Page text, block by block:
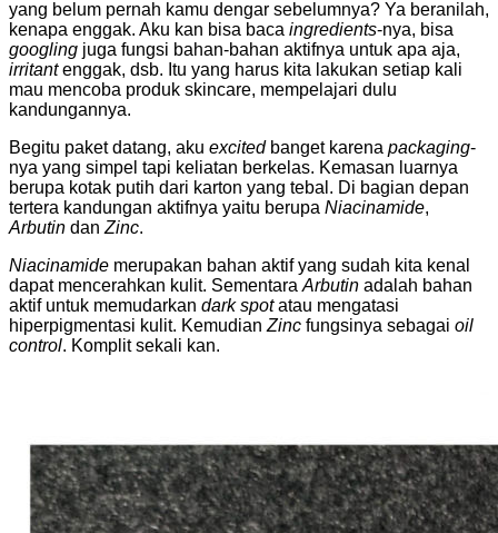
yang belum pernah kamu dengar sebelumnya? Ya beranilah,
kenapa enggak. Aku kan bisa baca ingredients-nya, bisa
googling juga fungsi bahan-bahan aktifnya untuk apa aja,
irritantenggak, dsb. Itu yang harus kita lakukan setiap kali
mau mencoba produk skincare, mempelajari dulu
kandungannya.
Begitu paket datang, aku excitedbanget karena packaging-
nya yang simpel tapi keliatan berkelas. Kemasan luarnya
berupa kotak putih dari karton yang tebal. Di bagian depan
tertera kandungan aktifnya yaitu berupa Niacinamide,
Arbutin dan Zinc.
Niacinamide merupakan bahan aktif yang sudah kita kenal
dapat mencerahkan kulit. Sementara Arbutin adalah bahan
aktif untuk memudarkan dark spotatau mengatasi
hiperpigmentasi kulit. Kemudian Zinc fungsinya sebagai oil
control. Komplit sekali kan.